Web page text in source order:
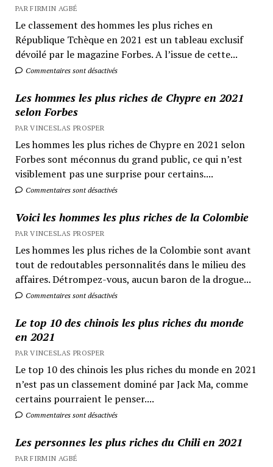
PAR FIRMIN AGBÉ
Le classement des hommes les plus riches en
République Tchèque en 2021 est un tableau exclusif
dévoilé par le magazine Forbes. A l’issue de cette...
Commentaires sont désactivés
Les hommes les plus riches de Chypre en 2021
selon Forbes
PAR VINCESLAS PROSPER
Les hommes les plus riches de Chypre en 2021 selon
Forbes sont méconnus du grand public, ce qui n’est
visiblement pas une surprise pour certains....
Commentaires sont désactivés
Voici les hommes les plus riches de la Colombie
PAR VINCESLAS PROSPER
Les hommes les plus riches de la Colombie sont avant
tout de redoutables personnalités dans le milieu des
affaires. Détrompez-vous, aucun baron de la drogue...
Commentaires sont désactivés
Le top 10 des chinois les plus riches du monde
en 2021
PAR VINCESLAS PROSPER
Le top 10 des chinois les plus riches du monde en 2021
n’est pas un classement dominé par Jack Ma, comme
certains pourraient le penser....
Commentaires sont désactivés
Les personnes les plus riches du Chili en 2021
PAR FIRMIN AGBÉ